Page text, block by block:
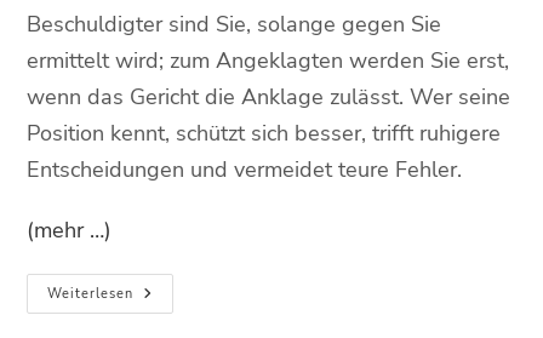
Beschuldigter sind Sie, solange gegen Sie
ermittelt wird; zum Angeklagten werden Sie erst,
wenn das Gericht die Anklage zulässt. Wer seine
Position kennt, schützt sich besser, trifft ruhigere
Entscheidungen und vermeidet teure Fehler.
(mehr …)
Weiterlesen